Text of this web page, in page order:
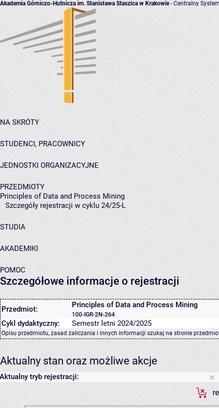
Akademia Górniczo-Hutnicza im. Stanisława Staszica w Krakowie- Centralny
NA SKRÓTY
STUDENCI, PRACOWNICY
JEDNOSTKI ORGANIZACYJNE
PRZEDMIOTY
Principles of Data and Process Mining
Szczegóły rejestracji w cyklu 24/25-L
STUDIA
AKADEMIKI
POMOC
Szczegółowe informacje o rejestracji
Przedmiot: Principles of Data and Process Mining
100-IGR-2N-264
Cykl dydaktyczny: Semestr letni 2024/2025
Opisu przedmiotu, zasad zaliczania i innych informacji szukaj na stronie
Aktualny stan oraz możliwe akcje
Aktualny tryb rejestracji: